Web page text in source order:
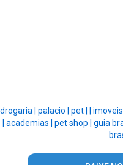
drogaria | palacio | pet | imoveis |
academias | pet shop | guia